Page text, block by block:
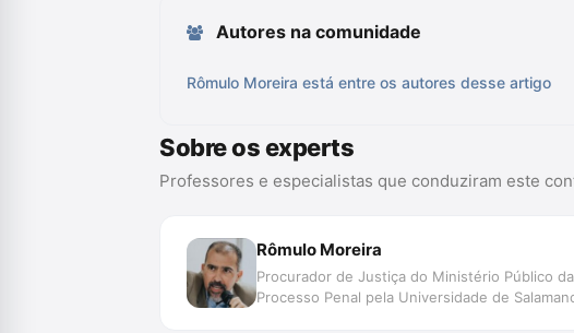
Autores na comunidade
Rômulo Moreira está entre os autores desse artigo
Sobre os experts
Professores e especialistas que conduziram este
Rômulo Moreira
Procurador de Justiça do Ministério Público
Processo Penal pela Universidade de